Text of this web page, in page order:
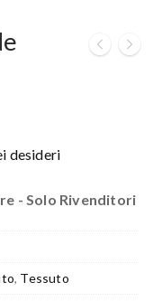
desideri
- Solo Rivenditori
, Tessuto